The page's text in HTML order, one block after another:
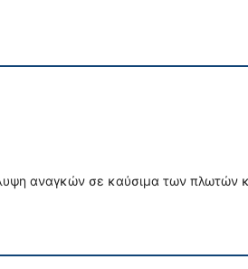
αναγκών σε καύσιμα των πλωτών